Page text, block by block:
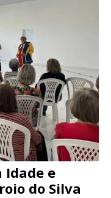
Idade e
do Silva